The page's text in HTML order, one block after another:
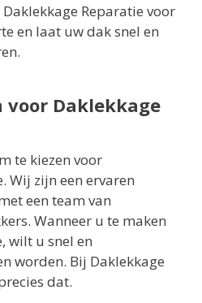
Reparatie voor
en laat uw dak snel en
voor Daklekkage
te kiezen voor
Wij zijn een ervaren
een team van
Wanneer u te maken
wilt u snel en
worden. Bij Daklekkage
dat.